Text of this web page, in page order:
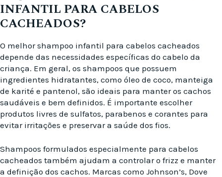
INFANTIL PARA CABELOS
CACHEADOS?
O melhor shampoo infantil para cabelos cacheados
depende das necessidades específicas do cabelo da
criança. Em geral, os shampoos que possuem
ingredientes hidratantes, como óleo de coco, manteiga
de karité e pantenol, são ideais para manter os cachos
saudáveis e bem definidos. É importante escolher
produtos livres de sulfatos, parabenos e corantes para
evitar irritações e preservar a saúde dos fios.
Shampoos formulados especialmente para cabelos
cacheados também ajudam a controlar o frizz e manter
a definição dos cachos. Marcas como Johnson’s, Dove